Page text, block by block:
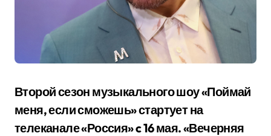
Второй сезон музыкального шоу «Поймай
меня, если сможешь» стартует на
телеканале «Россия» c 16 мая. «Вечерняя